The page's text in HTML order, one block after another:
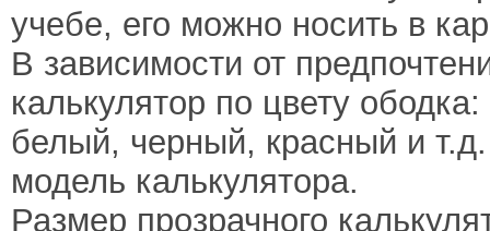
учебе, его можно носить в
В зависимости от
калькулятор по цвету
белый, черный, красный и
модель калькулятора.
Размер прозрачного